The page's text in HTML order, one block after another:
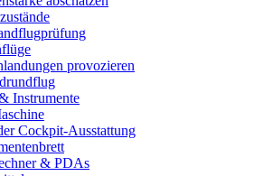
provozieren
Instrumente
Cockpit-Ausstattung
& PDAs